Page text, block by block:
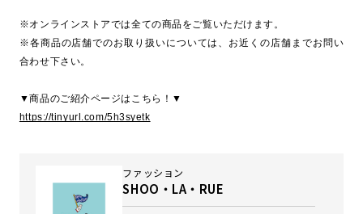
※オンラインストアでは全ての商品をご覧いただけます。
※各商品の店舗でのお取り扱いについては、お近くの店舗までお問い
合わせ下さい。
▼商品のご紹介ページはこちら！▼
https://tinyurl.com/5h3syetk
ファッション
SHOO・LA・RUE